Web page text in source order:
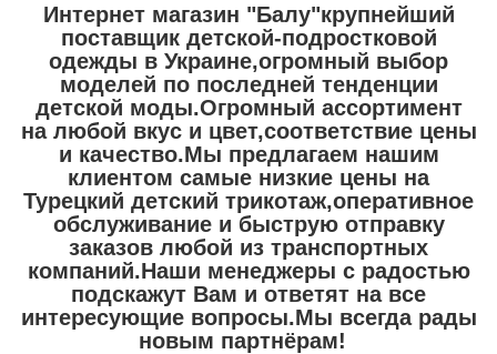
Интернет магазин "Балу"крупнейший
поставщик детской-подростковой
одежды в Украине,огромный выбор
моделей по последней тенденции
детской моды.Огромный ассортимент
на любой вкус и цвет,соответствие цены
и качество.Мы предлагаем нашим
клиентом самые низкие цены на
Турецкий детский трикотаж,оперативное
обслуживание и быструю отправку
заказов любой из транспортных
компаний.Наши менеджеры с радостью
подскажут Вам и ответят на все
интересующие вопросы.Мы всегда рады
новым партнёрам!